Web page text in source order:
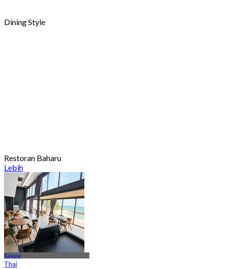
Dining Style
Restoran Baharu
Lebih
Rayong
Thai